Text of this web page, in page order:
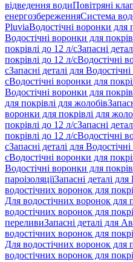
відведення водиПовітряні
енергозбереженняСистема
PluviaВодостічні воронки для
Водостічні воронки для
покрівлі до 12 л/сЗапасні
покрівлі до 12 л/сВодостічні
сЗапасні деталі для
сВодостічні воронки для
Водостічні воронки для
для покрівлі для жолобів
воронки для покрівлі для
покрівлі до 12 л/сЗапасні
покрівлі до 12 л/сВодостічні
сЗапасні деталі для
сВодостічні воронки для
Водостічні воронки для
пароізоляціїЗапасні деталі для
водостічних воронок для
Для водостічних воронок для
водостічних воронок для
переливиЗапасні деталі для
водостічних воронок для
Для водостічних воронок для
водостічних воронок для